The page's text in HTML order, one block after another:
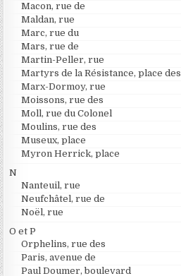
Macon, rue de
Maldan, rue
Marc, rue du
Mars, rue de
Martin-Peller, rue
Martyrs de la Résistance, place des
Marx-Dormoy, rue
Moissons, rue des
Moll, rue du Colonel
Moulins, rue des
Museux, place
Myron Herrick, place
N
Nanteuil, rue
Neufchâtel, rue de
Noël, rue
O et P
Orphelins, rue des
Paris, avenue de
Paul Doumer, boulevard